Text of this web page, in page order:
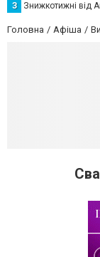
З Знижкотижні від
Головна Афіша